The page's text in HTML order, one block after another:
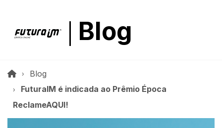
Blog
Blog
FuturaIM é indicada ao Prêmio Época
ReclameAQUI!